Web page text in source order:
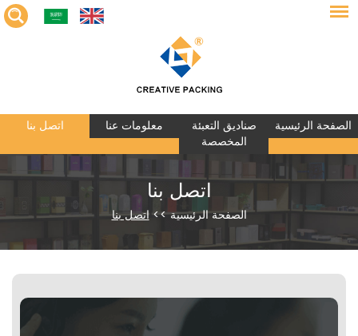
الصفحة الرئيسية
صناديق التعبئة
المخصصة
معلومات عنا اتصل بنا
اتصل بنا
الصفحة الرئيسية>>اتصل بنا